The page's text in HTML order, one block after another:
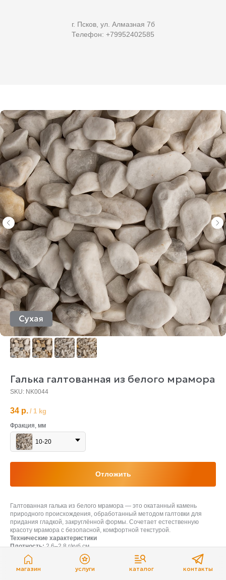
магазин услуги каталог контакты
г. Псков, ул. Алмазная 7б
Телефон: +79952402585
Галька галтованная из белого мрамора
SKU: NK0044
34 р. / 1 kg
Фракция, мм
10-20
Отложить
Галтованная галька из белого мрамора — это окатанный камень
природного происхождения, обработанный методом галтовки для
придания гладкой, закруглённой формы. Сочетает естественную
красоту мрамора с безопасной, комфортной текстурой.
Технические характеристики
Плотность:2,6–2,8 г/куб.см.
Прочность на сжатие:
50–200 МПа (зависит от структуры и наличия
микротрещин).
Водопоглощение:
0,1–0,5%.